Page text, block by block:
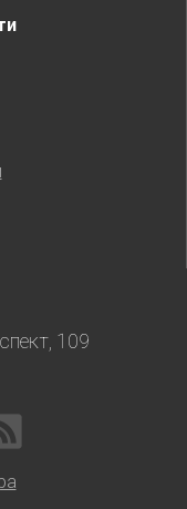
109